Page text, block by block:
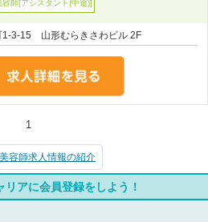
容師[アシスタント(中途)]
1-3-15 山形むらきさわビル 2F
1
容師求人情報の紹介
リアに会員登録をしよう！